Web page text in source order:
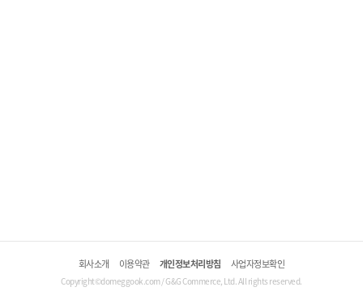
회사소개 이용약관 개인정보처리방침 사업자정보확인
Copyright©domeggook.com / G&G Commerce, Ltd. All rights reserved.